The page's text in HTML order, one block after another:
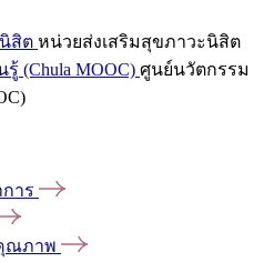
สิต หน่วยส่งเสริมสุขภาวะนิสิต
(Chula MOOC) ศูนย์นวัตกรรม
าร
ณภาพ